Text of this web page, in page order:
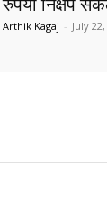
रुपैयाँ निक्षेप
Arthik Kagaj - July